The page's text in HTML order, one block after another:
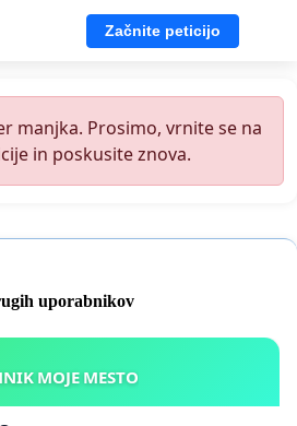
Začnite peticijo
manjka. Prosimo, vrnite se na
in poskusite znova.
uporabnikov
KAMNIK MOJE MESTO